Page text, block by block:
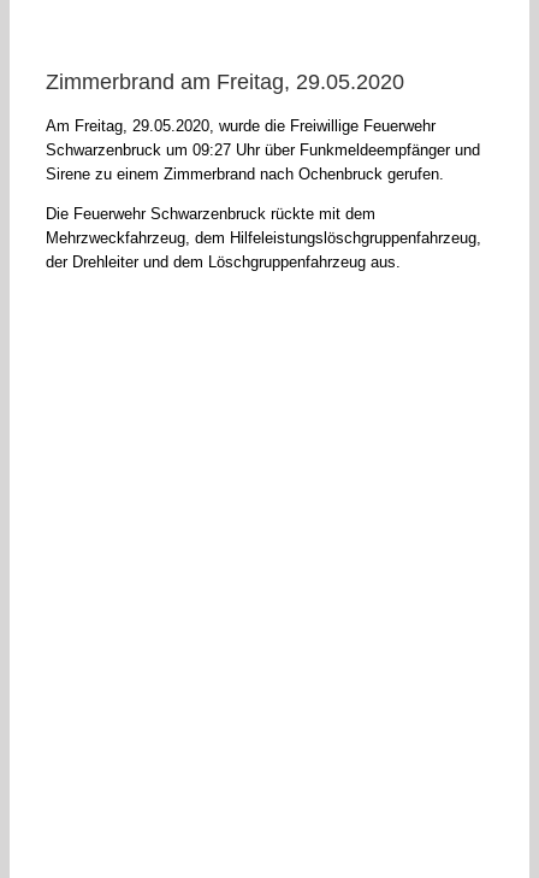
Zimmerbrand am Freitag, 29.05.2020
Am Freitag, 29.05.2020, wurde die Freiwillige Feuerwehr
Schwarzenbruck um 09:27 Uhr über Funkmeldeempfänger und
Sirene zu einem Zimmerbrand nach Ochenbruck gerufen.
Die Feuerwehr Schwarzenbruck rückte mit dem
Mehrzweckfahrzeug, dem Hilfeleistungslöschgruppenfahrzeug,
der Drehleiter und dem Löschgruppenfahrzeug aus.